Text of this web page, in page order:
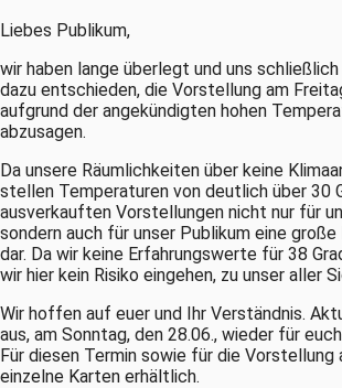
Liebes Publikum,
wir haben lange überlegt und uns
dazu entschieden, die Vorstellung am
aufgrund der angekündigten hohen
abzusagen.
Da unsere Räumlichkeiten über keine
stellen Temperaturen von deutlich über 30
ausverkauften Vorstellungen nicht nur für
sondern auch für unser Publikum eine
dar. Da wir keine Erfahrungswerte für 38
wir hier kein Risiko eingehen, zu unser aller
Wir hoffen auf euer und Ihr Verständnis.
aus, am Sonntag, den 28.06., wieder für
Für diesen Termin sowie für die Vorstellung
einzelne Karten erhältlich.